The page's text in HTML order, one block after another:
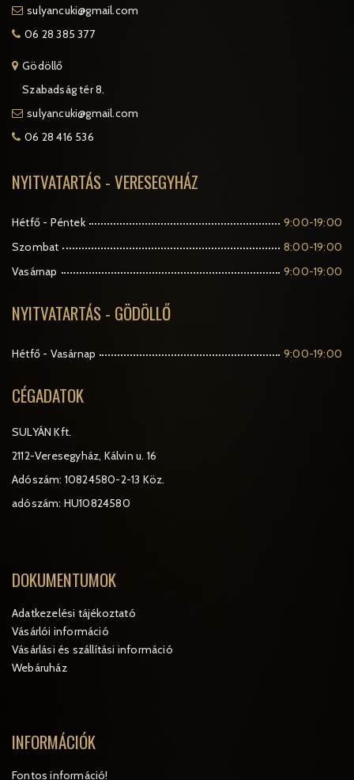
sulyancuki@gmail.com
06 28 385 377
Gödöllő
Szabadság tér 8.
sulyancuki@gmail.com
06 28 416 536
NYITVATARTÁS - VERESEGYHÁZ
Hétfő - Péntek
9:00-19:00
Szombat
8:00-19:00
Vasárnap
9:00-19:00
NYITVATARTÁS - GÖDÖLLŐ
Hétfő - Vasárnap 9:00-19:00
CÉGADATOK
SULYÁN Kft.
2112-Veresegyház, Kálvin u. 16
Adószám: 10824580-2-13 Köz.
adószám: HU10824580
DOKUMENTUMOK
Adatkezelési tájékoztató
Vásárlói információ
Vásárlási és szállítási információ
Webáruház
INFORMÁCIÓK
Fontos információ!